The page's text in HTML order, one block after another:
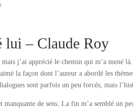
lui – Claude Roy
j’ai apprécié le chemin qui m’a mené
la façon dont l’auteur a abordé les
sont parfois un peu forcés, mais
de sens. La fin m’a semblé un